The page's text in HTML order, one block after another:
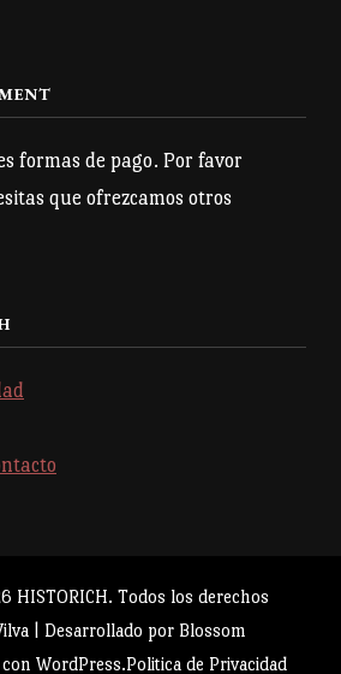
formas de pago. Por favor
que ofrezcamos otros
HISTORICH. Todos los derechos
| Desarrollado por Blossom
WordPress.Politica de Privacidad